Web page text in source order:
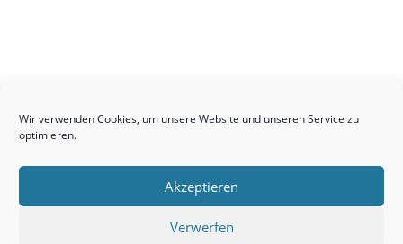
Wir verwenden Cookies, um unsere Website und unseren Service zu
optimieren.
Akzeptieren
Verwerfen
Kontakt
Links
Neuigkeiten
Seelsorge / Sakramente